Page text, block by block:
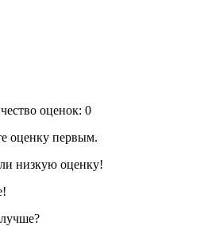
оценок: 0
оценку первым.
низкую оценку!